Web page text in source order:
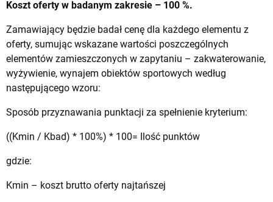
Koszt oferty w badanym zakresie – 100 %.
Zamawiający będzie badał cenę dla każdego elementu z
oferty, sumując wskazane wartości poszczególnych
elementów zamieszczonych w zapytaniu – zakwaterowanie,
wyżywienie, wynajem obiektów sportowych według
następującego wzoru:
Sposób przyznawania punktacji za spełnienie kryterium:
((Kmin / Kbad) * 100%) * 100= Ilość punktów
gdzie:
Kmin – koszt brutto oferty najtańszej